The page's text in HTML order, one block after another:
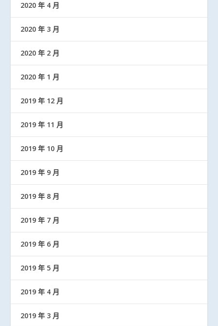
2020 年 4 月
2020 年 3 月
2020 年 2 月
2020 年 1 月
2019 年 12 月
2019 年 11 月
2019 年 10 月
2019 年 9 月
2019 年 8 月
2019 年 7 月
2019 年 6 月
2019 年 5 月
2019 年 4 月
2019 年 3 月